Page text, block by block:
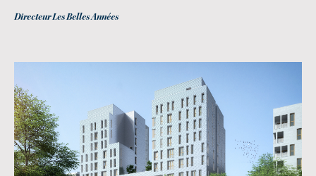
Directeur Les Belles Années